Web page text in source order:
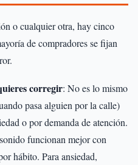
o cualquier otra, hay cinco
de compradores se fijan
corregir: No es lo mismo
pasa alguien por la calle)
o por demanda de atención.
funcionan mejor con
hábito. Para ansiedad,